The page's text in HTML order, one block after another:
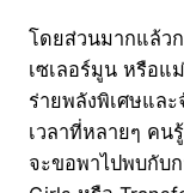
โดยส่วนมากแล้ว
เซเลอร์มูน หรือแ
ร่ายพลังพิเศษแล
เวลาที่หลายๆ คน
จะขอพาไปพบกับ